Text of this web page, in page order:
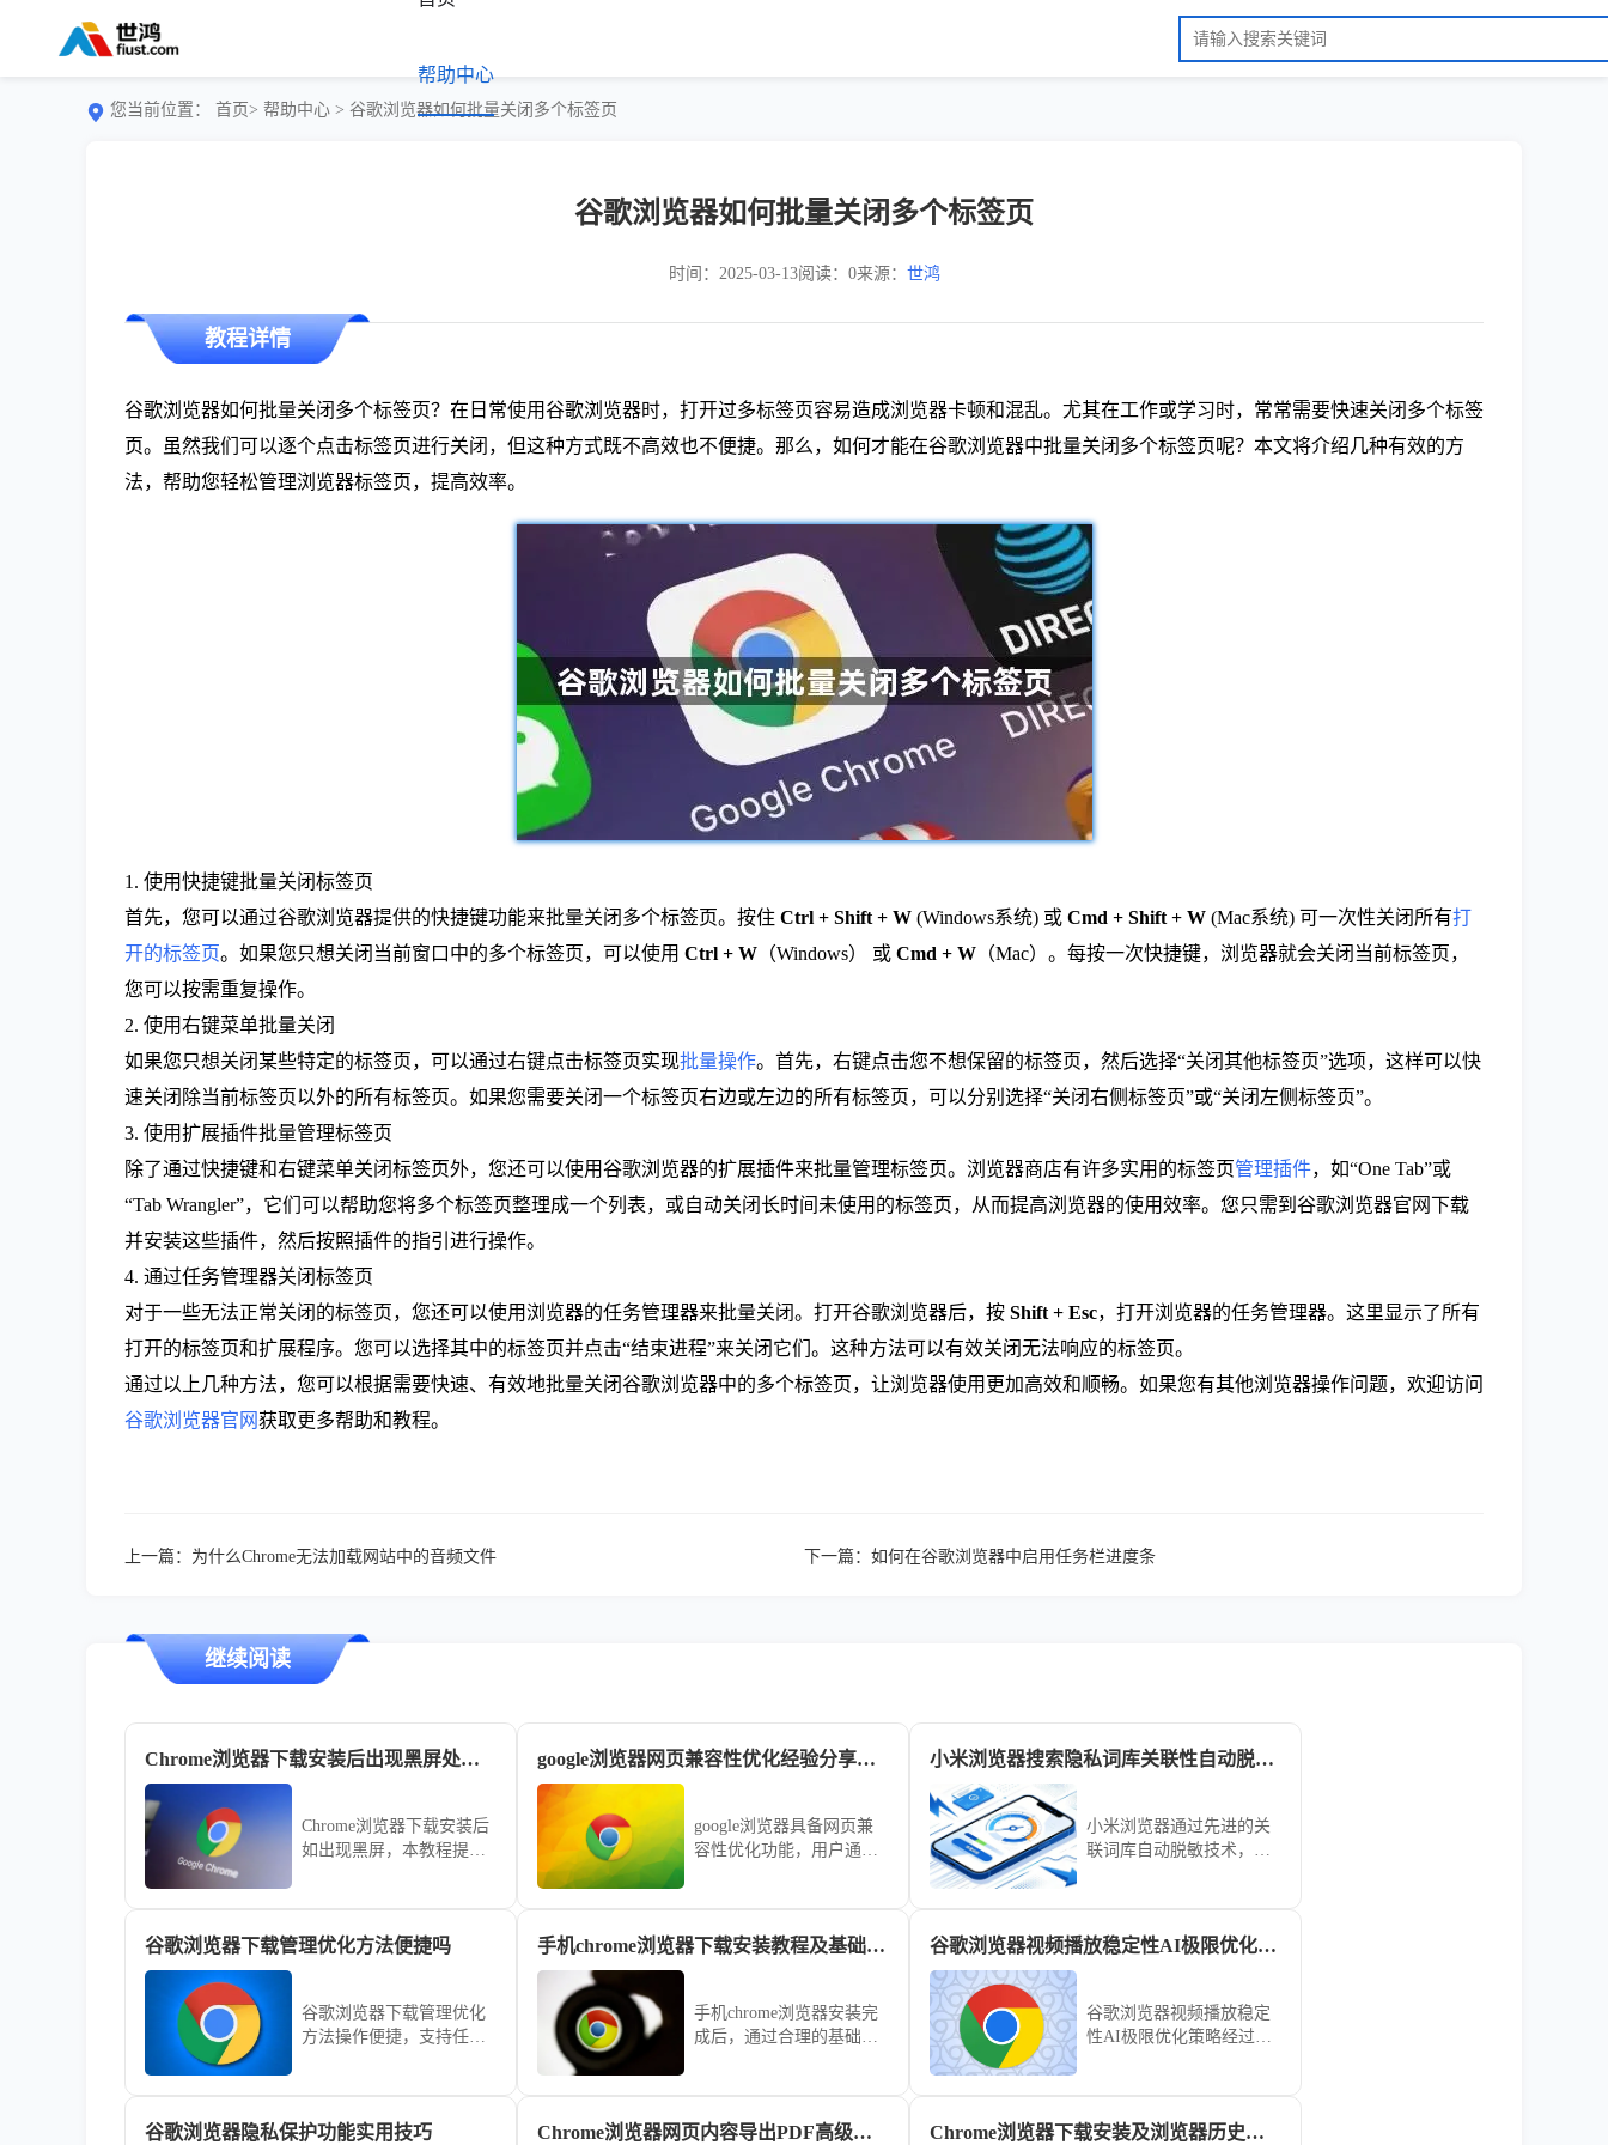
帮助中心
您当前位置： 首页> 帮助中心 > 谷歌浏览器如何批量关闭多个标签页
谷歌浏览器如何批量关闭多个标签页
时间：2025-03-13阅读：0来源： 世鸿
教程详情
谷歌浏览器如何批量关闭多个标签页？在日常使用谷歌浏览器时，打开过多标签页容易造成浏览器卡顿和混乱。尤其在工作或学习时，常常需要快速关闭多个标签
页。虽然我们可以逐个点击标签页进行关闭，但这种方式既不高效也不便捷。那么，如何才能在谷歌浏览器中批量关闭多个标签页呢？本文将介绍几种有效的方
法，帮助您轻松管理浏览器标签页，提高效率。
1. 使用快捷键批量关闭标签页
首先，您可以通过谷歌浏览器提供的快捷键功能来批量关闭多个标签页。按住 Ctrl + Shift + W (Windows系统) 或 Cmd + Shift + W (Mac系统) 可一次性关闭所有打
开的标签页。如果您只想关闭当前窗口中的多个标签页，可以使用 Ctrl + W （Windows） 或 Cmd + W （Mac）。每按一次快捷键，浏览器就会关闭当前标签页，
您可以按需重复操作。
2. 使用右键菜单批量关闭
如果您只想关闭某些特定的标签页，可以通过右键点击标签页实现批量操作。首先，右键点击您不想保留的标签页，然后选择“关闭其他标签页”选项，这样可以快
速关闭除当前标签页以外的所有标签页。如果您需要关闭一个标签页右边或左边的所有标签页，可以分别选择“关闭右侧标签页”或“关闭左侧标签页”。
3. 使用扩展插件批量管理标签页
除了通过快捷键和右键菜单关闭标签页外，您还可以使用谷歌浏览器的扩展插件来批量管理标签页。浏览器商店有许多实用的标签页管理插件，如“One Tab”或
“Tab Wrangler”，它们可以帮助您将多个标签页整理成一个列表，或自动关闭长时间未使用的标签页，从而提高浏览器的使用效率。您只需到谷歌浏览器官网下载
并安装这些插件，然后按照插件的指引进行操作。
4. 通过任务管理器关闭标签页
对于一些无法正常关闭的标签页，您还可以使用浏览器的任务管理器来批量关闭。打开谷歌浏览器后，按 Shift + Esc，打开浏览器的任务管理器。这里显示了所有
打开的标签页和扩展程序。您可以选择其中的标签页并点击“结束进程”来关闭它们。这种方法可以有效关闭无法响应的标签页。
通过以上几种方法，您可以根据需要快速、有效地批量关闭谷歌浏览器中的多个标签页，让浏览器使用更加高效和顺畅。如果您有其他浏览器操作问题，欢迎访问
谷歌浏览器官网获取更多帮助和教程。
上一篇： 为什么Chrome无法加载网站中的音频文件 下一篇： 如何在谷歌浏览器中启用任务栏进度条
继续阅读
Chrome浏览器下载安装后出现黑屏处理教程
Chrome浏览器下载安装后
如出现黑屏，本教程提供
google浏览器网页兼容性优化经验分享和操作技巧
google浏览器具备网页兼
容性优化功能，用户通过
小米浏览器搜索隐私词库关联性自动脱敏技术分析
小米浏览器通过先进的关
联词库自动脱敏技术，严
您如何正确管理搜索痕
个人信息外泄风险。
谷歌浏览器下载管理优化方法便捷吗
谷歌浏览器下载管理优化
方法操作便捷，支持任务
手机chrome浏览器下载安装教程及基础设置
手机chrome浏览器安装完
成后，通过合理的基础设
谷歌浏览器视频播放稳定性AI极限优化策略
谷歌浏览器视频播放稳定
性AI极限优化策略经过实
复杂网络环境下享受顺
谷歌浏览器隐私保护功能实用技巧 Chrome浏览器网页内容导出PDF高级技巧 Chrome浏览器下载安装及浏览器历史记录管理与优化方法